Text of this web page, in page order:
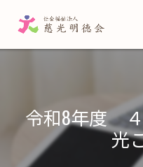
令和8年度
光